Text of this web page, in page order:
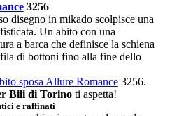
3256
disegno in mikado scolpisce una
Un abito con una
a barca che definisce la schiena
di bottoni fino alla fine dello
sposa Allure Romance3256.
Bili di Torinoti aspetta!
e raffinati